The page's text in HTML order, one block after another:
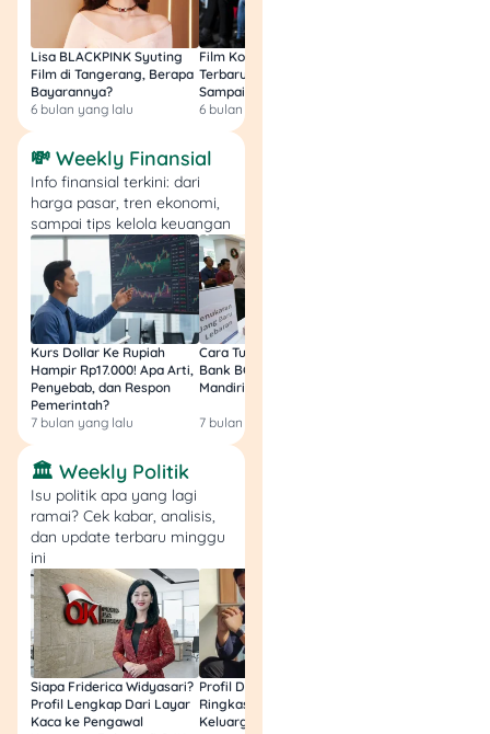
Kebutuhan mencuci tidak
ada habisnya, terutama di
area padat penduduk atau
kos-kosan.
Tips:
antar-jemput agar
pelangganmakin loyal.
11. Jasa Setrika Baju
Bagi orang yang tidak
sempat menyetrika, jasa ini
sangat membantu.
Modalnya kecil, hanya
butuh setrika dan listrik.
Tips:
langganan bulanan untuk
pelanggan tetap.
12. Jasa Jahit dan
Permak
Banyak orang butuh
memperbaiki pakaian
daripada membeli yang
baru.
Lisa BLACKPINK Syuting
Film di Tangerang, Berapa
Bayarannya?
6 bulan yang lalu
Film Komedi Indonesia
Terbaru 2026, Siap Ngakak
Sampai Sakit Perut!
6 bulan yang lalu
💸 Weekly Finansial
Info finansial terkini: dari
harga pasar, tren ekonomi,
sampai tips kelola keuangan
Kurs Dollar Ke Rupiah
Hampir Rp17.000! Apa Arti,
Penyebab, dan Respon
Pemerintah?
7 bulan yang lalu
Cara Tukar Uang Baru di
Bank BCA (Umum, BNI,
Mandiri, BRI, dan BSI) 2026!
7 bulan yang lalu
🏛️ Weekly Politik
Isu politik apa yang lagi
ramai? Cek kabar, analisis,
dan update terbaru minggu
ini
Siapa Friderica Widyasari?
Profil Lengkap Dari Layar
Kaca ke Pengawal
Profil Darma Mangkuluhur:
Ringkas Latar Belakang
Keluarga dan Bisnisnya